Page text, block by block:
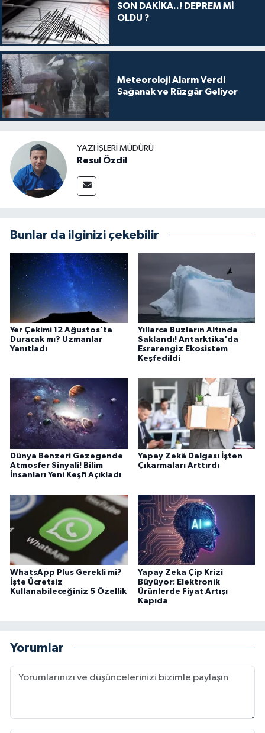
SON DAKİKA..! DEPREM Mİ
OLDU ?
Meteoroloji Alarm Verdi
Sağanak ve Rüzgâr Geliyor
YAZI İŞLERI MÜDÜRÜ
Resul Özdil
Bunlar da ilginizi çekebilir
Yer Çekimi 12 Ağustos'ta
Duracak mı? Uzmanlar
Yanıtladı
Yıllarca Buzların Altında
Saklandı! Antarktika'da
Esrarengiz Ekosistem
Keşfedildi
Dünya Benzeri Gezegende
Atmosfer Sinyali! Bilim
İnsanları Yeni Keşfi Açıkladı
Yapay Zekâ Dalgası İşten
Çıkarmaları Arttırdı
WhatsApp Plus Gerekli mi?
İşte Ücretsiz
Kullanabileceğiniz 5 Özellik
Yapay Zeka Çip Krizi
Büyüyor: Elektronik
Ürünlerde Fiyat Artışı
Kapıda
Yorumlar